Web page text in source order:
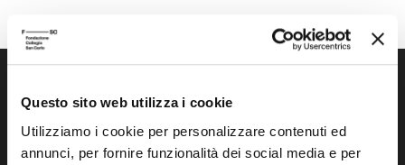
Questo sito web utilizza i cookie
Utilizziamo i cookie per personalizzare contenuti ed
annunci, per fornire funzionalità dei social media e per